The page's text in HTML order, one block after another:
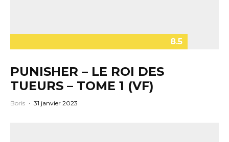
8.5
PUNISHER – LE ROI DES
TUEURS – TOME 1 (VF)
Boris · 31 janvier 2023